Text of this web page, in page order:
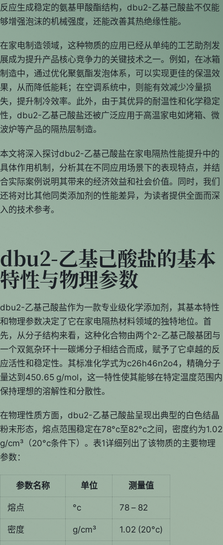
反应生成稳定的氨基甲酸酯结构，dbu2-乙基己酸盐不仅能
够增强泡沫的机械强度，还能改善其热绝缘性能。
在家电制造领域，这种物质的应用已经从单纯的工艺助剂发
展成为提升产品核心竞争力的关键技术之一。例如，在冰箱
制造中，通过优化聚氨酯发泡体系，可以实现更佳的保温效
果，从而降低能耗；在空调系统中，则能有效减少冷量损
失，提升制冷效率。此外，由于其优异的耐温性和化学稳定
性，dbu2-乙基己酸盐还被广泛应用于高温家电如烤箱、微
波炉等产品的隔热层制造。
本文将深入探讨dbu2-乙基己酸盐在家电隔热性能提升中的
具体作用机制，分析其在不同应用场景下的表现特点，并结
合实际案例说明其带来的经济效益和社会价值。同时，我们
还将对比其他同类添加剂的性能差异，为读者提供全面而深
入的技术参考。
dbu2-乙基己酸盐的基本
特性与物理参数
dbu2-乙基己酸盐作为一款专业级化学添加剂，其基本特性
和物理参数决定了它在家电隔热材料领域的独特地位。首
先，从分子结构来看，这种化合物由两个2-乙基己酸基团与
一个双氮杂环十一碳烯分子相结合而成，赋予了它卓越的反
应活性和稳定性。其标准化学式为c26h46n2o4，精确分子
量达到450.65 g/mol，这一特性使其能够在特定温度范围内
保持理想的溶解性和分散性。
在物理性质方面，dbu2-乙基己酸盐呈现出典型的白色结晶
粉末形态，熔点范围稳定在78°c至82°c之间，密度约为1.02
g/cm³（20°c条件下）。表1详细列出了该物质的主要物理
参数：
参数名称 单位
测量值
熔点
°c
78 – 82
密度
g/cm³
1.02 (20°c)